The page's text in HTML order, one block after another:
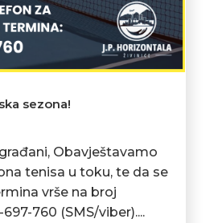
sezona!
Obavještavamo
tenisa u toku, te da se
vrše na broj
760 (SMS/viber)....